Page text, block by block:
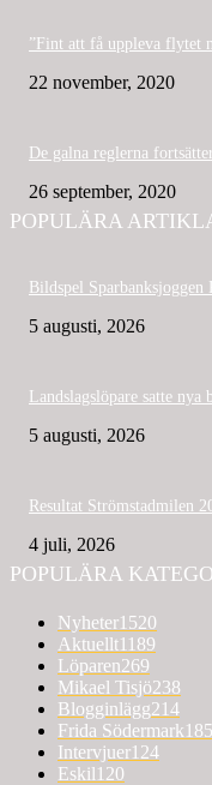
”Fint att få uppleva flytet
22 november, 2020
De galna reglerna
26 september, 2020
POPULÄRA
Bildspel
5 augusti, 2026
Landslagslöpare satte
5 augusti, 2026
Resultat Strömstadmilen
4 juli, 2026
POPULÄRA
Nyheter1520
Aktuellt1189
Löparen269
Mikael Tisjö238
Blogginlägg214
Frida Södermark185
Intervjuer124
Eskil120